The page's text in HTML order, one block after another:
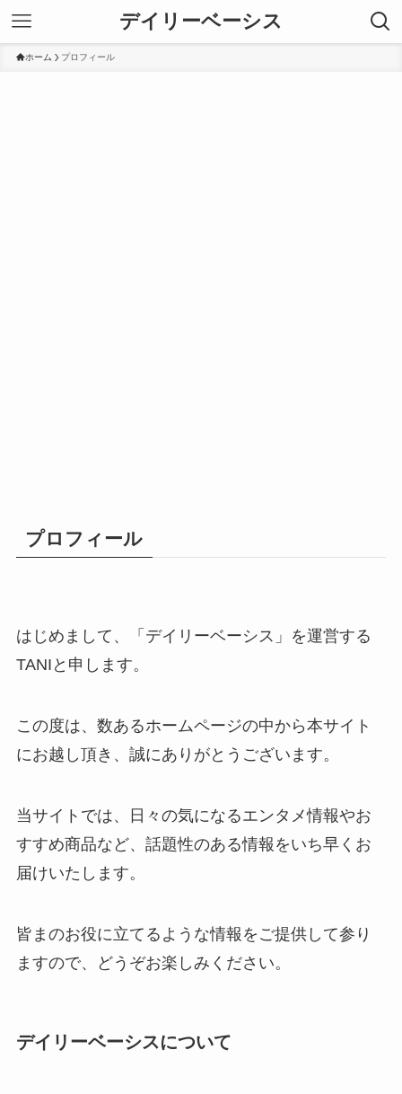
デイリーベーシス
ホーム プロフィール
プロフィール
はじめまして、「デイリーベーシス」を運営する
TANIと申します。
この度は、数あるホームページの中から本サイト
にお越し頂き、誠にありがとうございます。
当サイトでは、日々の気になるエンタメ情報やお
すすめ商品など、話題性のある情報をいち早くお
届けいたします。
皆まのお役に立てるような情報をご提供して参り
ますので、どうぞお楽しみください。
デイリーベーシスについて